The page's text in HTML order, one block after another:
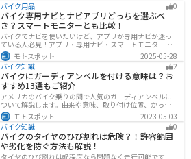
バイク用品 0
バイク専用ナビとナビアプリどっちを選ぶべ
き？スマートモニターとも比較！
バイクでナビを使いたいけど、アプリか専用ナビか迷っ
ている人必見！アプリ・専用ナビ・スマートモニターの
メリット、デメリット、どんな人にオススメなのかを解
説します。自分に合ったナビを見つけて快適なツーリン
グライフを送りましょう！
モトスポット
2025-05-28
バイク知識
2
バイクにガーディアンベルを付ける意味は？お
すすめ13選もご紹介
アメリカのバイク乗りの間で人気のガーディアンベルに
ついて解説します。由来や意味、取り付け位置、かっこ
いいオススメのガーディアンベルも紹介します。自分用
のお守りとしてだけでなく、プレゼントとしても最適な
ので、気になっている人は参考にしてみてください。
モトスポット
2023-05-03
バイク知識
0
バイクのタイヤのひび割れは危険？！許容範囲
や劣化を防ぐ方法も解説！
タイヤのひび割れは軽程度なら問題なく走行可能です